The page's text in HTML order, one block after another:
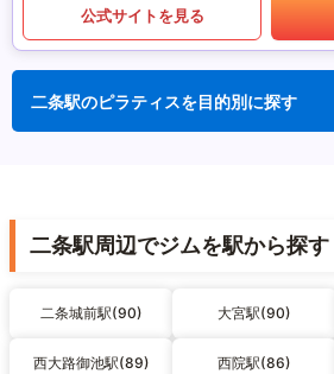
公式サイトを見る
二条駅のピラティスを目的別に探す
二条駅周辺でジムを駅から探す
二条城前駅(90) 大宮駅(90)
西大路御池駅(89) 西院駅(86)